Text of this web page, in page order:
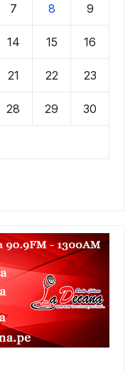
7 8 9
14 15 16
21 22 23
28 29 30